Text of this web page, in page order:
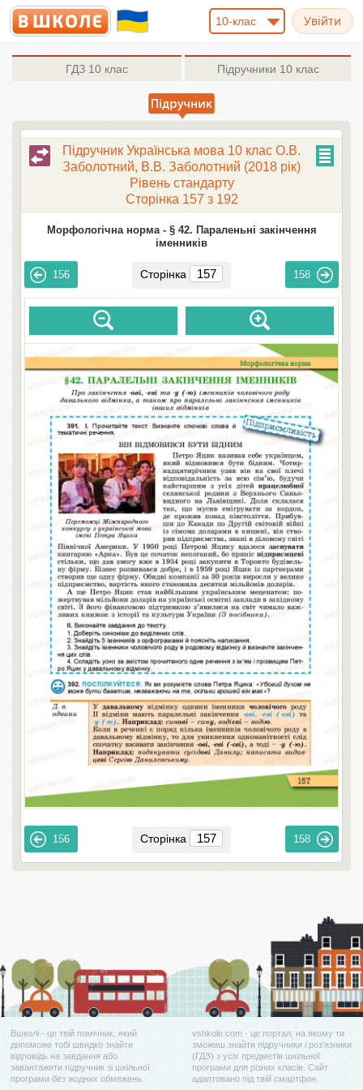
10-клас
ГДЗ 10 клас Підручники 10 клас
Підручник Українська мова 10 клас О.В.
Заболотний, В.В. Заболотний (2018 рік)
Рівень стандарту
Сторінка 157 з 192
Морфологічна норма - § 42. Параленьні закінчення
іменників
156 Сторінка 158
156 Сторінка 158
Вшколі - це твій помічник, який
допоможе тобі швидко знайти
відповідь на завдання або
завантажити підручник зі шкільної
програми без жодних обмежень.
vshkole.com - це портал, на якому ти
зможеш знайти підручники і роз'язники
(ГДЗ) з усіх предметів шкільної
програми для різних класів. Сайт
адаптовано під твій смартфон.